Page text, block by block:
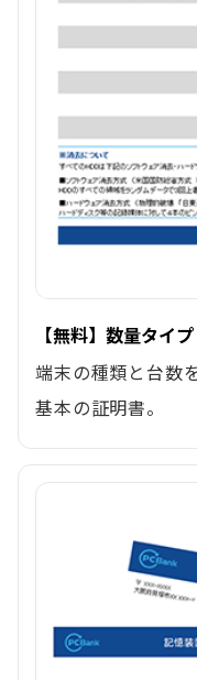
【無料】数量タイプ
端末の種類と台数
基本の証明書。